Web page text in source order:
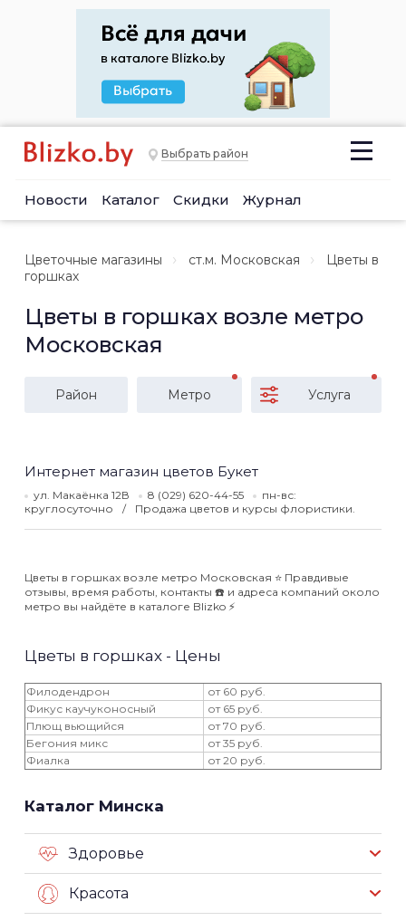
Выбрать район
Новости Каталог Скидки Журнал
Цветочные магазины ст.м. Московская
Цветы в
горшках
Цветы в горшках возле метро
Московская
Район Метро Услуга
Интернет магазин цветов Букет
ул. Макаёнка 12В 8 (029) 620-44-55
пн-вс:
круглосуточно
Продажа цветов и курсы флористики.
Цветы в горшках возле метро Московская ⭐️ Правдивые
отзывы, время работы, контакты ☎️ и адреса компаний около
метро вы найдёте в каталоге Blizko ⚡️
Цветы в горшках - Цены
Филодендрон
от 60 руб.
Фикус каучуконосный
от 65 руб.
Плющ вьющийся
от 70 руб.
Бегония микс
от 35 руб.
Фиалка
от 20 руб.
Каталог Минска
Здоровье
Красота